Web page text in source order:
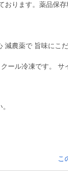
おります。薬品保
農薬で 旨味にこ
ール冷凍です。 サ
こ